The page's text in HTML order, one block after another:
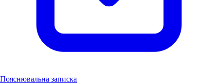
Пояснювальна записка